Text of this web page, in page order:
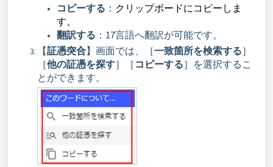
コピーする ： クリップボードにコピーしま
す。
翻訳する ：17言語へ翻訳が可能です。
【証憑突合】画面では、［一致箇所を検索する］
［他の証憑を探す］［ コピーする］を選択するこ
とができます。